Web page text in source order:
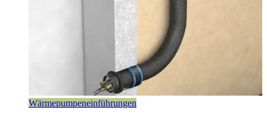
Wärmepumpeneinführungen